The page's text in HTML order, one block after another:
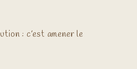
: c’est amener le